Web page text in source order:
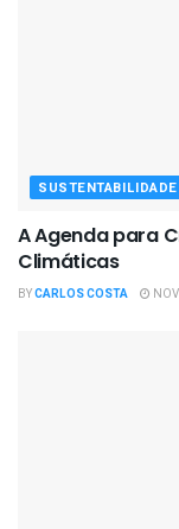
A Agenda para
Climáticas
BYCARLOS COSTA